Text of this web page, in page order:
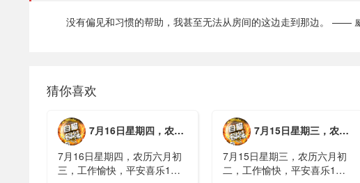
没有偏见和习惯的帮助，我甚至无法从房间的这边走到那边。 ——
猜你喜欢
7月16日星期四，农历六月初三，工作愉快，平安喜乐
7月16日星期四，农历六月初
三，工作愉快，平安喜乐1、
7月15日星期三，农历六月初二，工作愉快，平安喜乐
7月15日星期三，农历六月初
二，工作愉快，平安喜乐1、